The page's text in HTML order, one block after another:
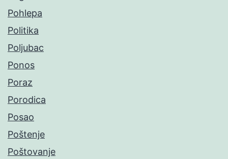
Pohlepa
Politika
Poljubac
Ponos
Poraz
Porodica
Posao
Poštenje
Poštovanje